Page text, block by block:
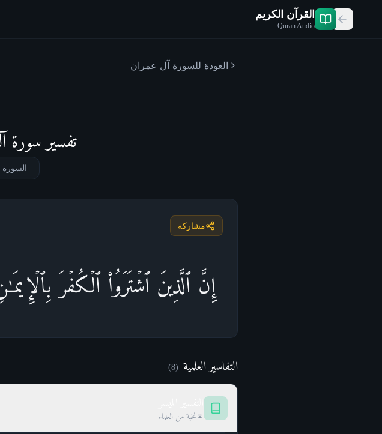
القرآن الكريم
Quran Audio
العودة للسورة آل عمران
تفسير سورة
السورة 3
مشاركة
إِنَّ ٱلَّذِینَ ٱشۡتَرَوُا۟ ٱلۡكُفۡرَ
التفاسير العلمية (
8
)
نخبة من العلماء